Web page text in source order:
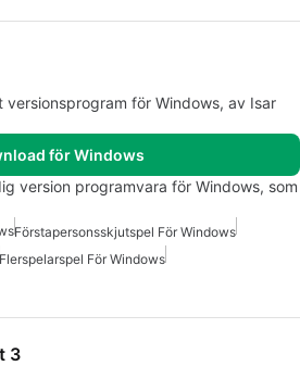
versionsprogram för Windows, av Isar
för Windows
version programvara för Windows, som
Förstapersonsskjutspel För Windows
Flerspelarspel För Windows
3